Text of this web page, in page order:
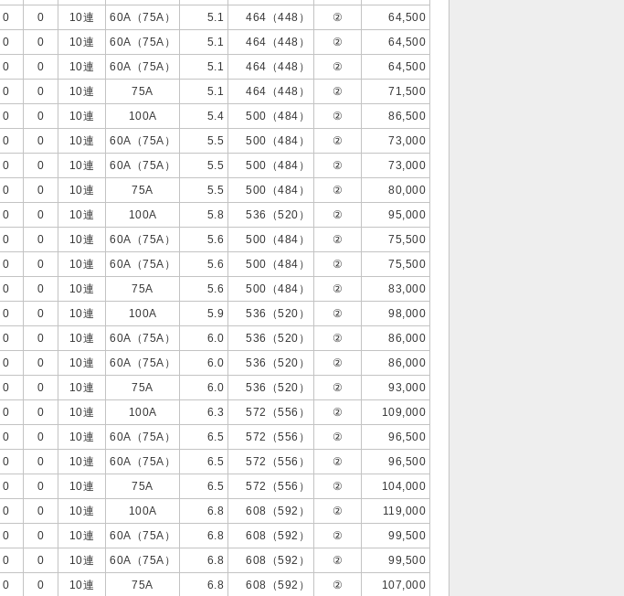
0 0 10連 60A（75A） 5.1 464（448） ②
64,500
0 0 10連 60A（75A） 5.1 464（448） ②
64,500
0 0 10連 60A（75A） 5.1 464（448） ②
64,500
0 0 10連 75A 5.1 464（448） ②
71,500
0 0 10連 100A 5.4 500（484） ②
86,500
0 0 10連 60A（75A） 5.5 500（484） ②
73,000
0 0 10連 60A（75A） 5.5 500（484） ②
73,000
0 0 10連 75A 5.5 500（484） ②
80,000
0 0 10連 100A 5.8 536（520） ②
95,000
0 0 10連 60A（75A） 5.6 500（484） ②
75,500
0 0 10連 60A（75A） 5.6 500（484） ②
75,500
0 0 10連 75A 5.6 500（484） ②
83,000
0 0 10連 100A 5.9 536（520） ②
98,000
0 0 10連 60A（75A） 6.0 536（520） ②
86,000
0 0 10連 60A（75A） 6.0 536（520） ②
86,000
0 0 10連 75A 6.0 536（520） ②
93,000
0 0 10連 100A 6.3 572（556） ②
109,000
0 0 10連 60A（75A） 6.5 572（556） ②
96,500
0 0 10連 60A（75A） 6.5 572（556） ②
96,500
0 0 10連 75A 6.5 572（556） ②
104,000
0 0 10連 100A 6.8 608（592） ②
119,000
0 0 10連 60A（75A） 6.8 608（592） ②
99,500
0 0 10連 60A（75A） 6.8 608（592） ②
99,500
0 0 10連 75A 6.8 608（592） ② 107,000